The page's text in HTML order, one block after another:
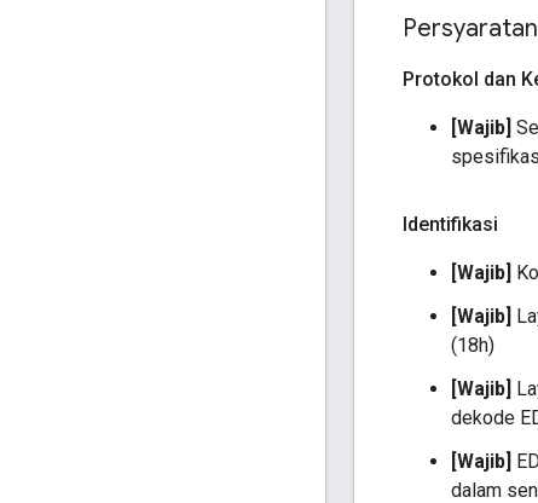
Protokol dan
[Wajib]
Identifikasi
[Wajib]
[Wajib]
(18h)
[Wajib]
dekode
[Wajib]
dalam